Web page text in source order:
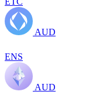
AUD
ENS
AUD